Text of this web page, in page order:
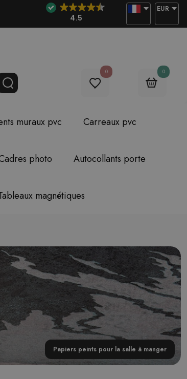
4.5
EUR
0 0
muraux pvc Carreaux pvc
photo Autocollants porte
magnétiques
Papiers peints pour la salle à manger